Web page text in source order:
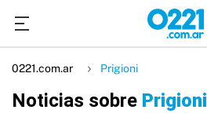
0221.com.ar Prigioni
Noticias sobre Prigioni